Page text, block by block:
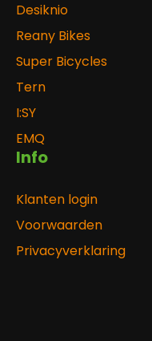
Desiknio
Reany Bikes
Super Bicycles
Tern
I:SY
EMQ
Info
Klanten login
Voorwaarden
Privacyverklaring